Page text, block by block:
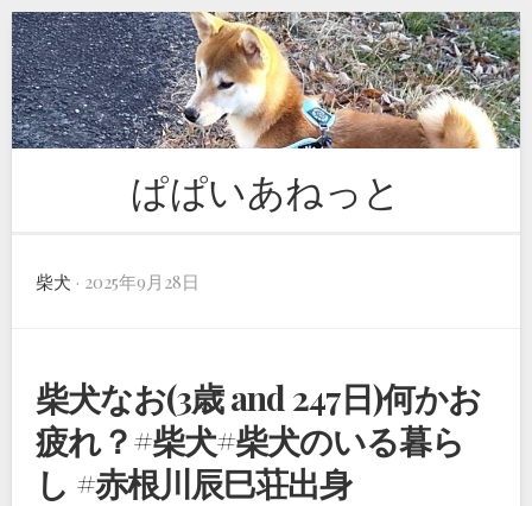
Skip
to
content
ぱぱいあねっと
柴犬 · 2025年9月28日
柴犬なお(3歳 and 247日)何かお
疲れ？#柴犬#柴犬のいる暮ら
し #赤根川辰巳荘出身